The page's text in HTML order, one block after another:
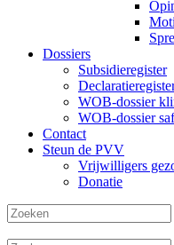
Dossiers
Subsidieregister
WOB-dossier
WOB-dossier
Contact
Steun de PVV
Vrijwilligers
Donatie